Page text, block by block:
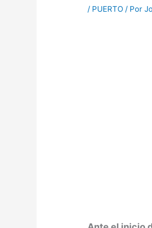
/ PUERTO / Por